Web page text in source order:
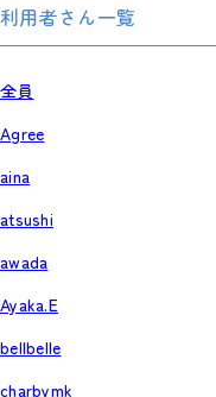
利用者さん一覧
全員
Agree
aina
atsushi
awada
Ayaka.E
bellbelle
charbymk